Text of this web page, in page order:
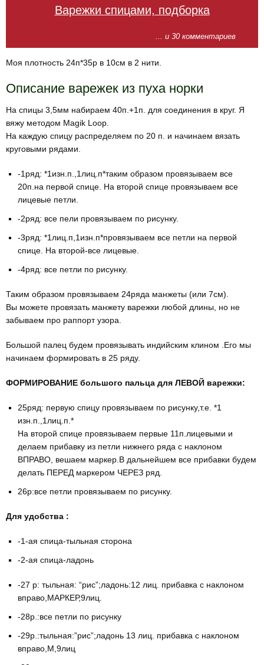
Варежки спицами, подборка
... и 30 комментариев
Моя плотность 24п*35р в 10см в 2 нити.
Описание варежек из пуха норки
На спицы 3,5мм набираем 40п.+1п. для соединения в круг. Я
вяжу методом Magik Loop.
На каждую спицу распределяем по 20 п. и начинаем вязать
круговыми рядами.
-1ряд: *1изн.п.,1лиц.п*таким образом провязываем все
20п.на первой спице. На второй спице провязываем все
лицевые петли.
-2ряд: все пели провязываем по рисунку.
-3ряд: *1лиц.п,1изн.п*провязываем все петли на первой
спице. На второй-все лицевые.
-4ряд: все петли по рисунку.
Таким образом провязываем 24ряда манжеты (или 7см).
Вы можете провязать манжету варежки любой длины, но не
забываем про раппорт узора.
Большой палец будем провязывать индийским клином .Его мы
начинаем формировать в 25 ряду.
ФОРМИРОВАНИЕ большого пальца для ЛЕВОЙ варежки:
25ряд: первую спицу провязываем по рисунку,т.е. *1
изн.п.,1лиц.п.*
На второй спице провязываем первые 11п.лицевыми и
делаем прибавку из петли нижнего ряда с наклоном
ВПРАВО, вешаем маркер.В дальнейшем все прибавки будем
делать ПЕРЕД маркером ЧЕРЕЗ ряд.
26р:все петли провязываем по рисунку.
Для удобства :
-1-ая спица-тыльная сторона
-2-ая спица-ладонь
-27 р: тыльная: “рис”;ладонь:12 лиц. прибавка с наклоном
вправо,МАРКЕР,9лиц.
-28р.:все петли по рисунку
-29р.:тыльная:”рис”;ладонь 13 лиц. прибавка с наклоном
вправо,М,9лиц